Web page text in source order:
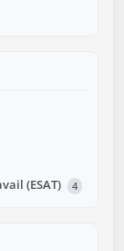
(ESAT) 4